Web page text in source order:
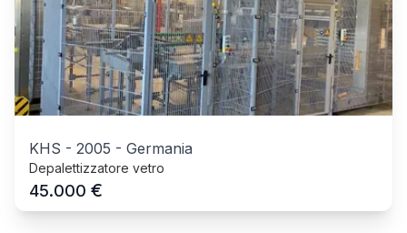
KHS - 2005 - Germania
Depalettizzatore vetro
45.000 €